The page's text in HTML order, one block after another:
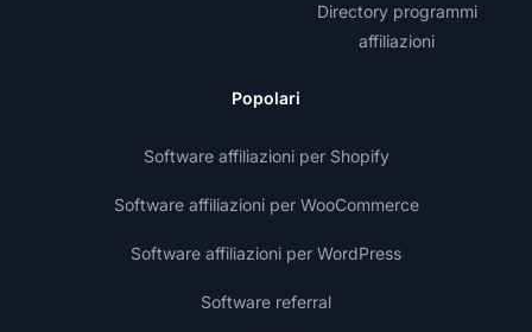
Directory programmi
affiliazioni
Popolari
Software affiliazioni per Shopify
Software affiliazioni per WooCommerce
Software affiliazioni per WordPress
Software referral